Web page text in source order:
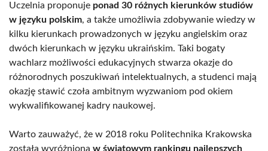
Uczelnia proponuje ponad 30 różnych kierunków studiów
w języku polskim, a także umożliwia zdobywanie wiedzy w
kilku kierunkach prowadzonych w języku angielskim oraz
dwóch kierunkach w języku ukraińskim. Taki bogaty
wachlarz możliwości edukacyjnych stwarza okazje do
różnorodnych poszukiwań intelektualnych, a studenci mają
okazję stawić czoła ambitnym wyzwaniom pod okiem
wykwalifikowanej kadry naukowej.
Warto zauważyć, że w 2018 roku Politechnika Krakowska
została wyróżniona w światowym rankingu najlepszych